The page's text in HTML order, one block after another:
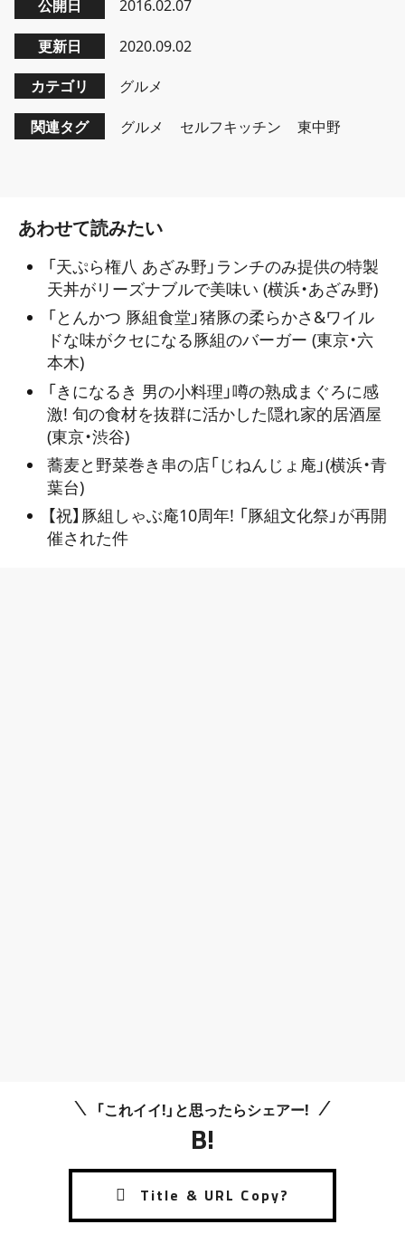
公開日 2016.02.07
更新日 2020.09.02
カテゴリ グルメ
関連タグ グルメ セルフキッチン 東中野
あわせて読みたい
「天ぷら権八 あざみ野」ランチのみ提供の特製
天丼がリーズナブルで美味い (横浜・あざみ野)
「とんかつ 豚組食堂」猪豚の柔らかさ&ワイル
ドな味がクセになる豚組のバーガー (東京・六
本木)
「きになるき 男の小料理」噂の熟成まぐろに感
激! 旬の食材を抜群に活かした隠れ家的居酒屋
(東京・渋谷)
蕎麦と野菜巻き串の店「じねんじょ庵」(横浜・青
葉台)
【祝】豚組しゃぶ庵10周年! 「豚組文化祭」が再開
催された件
「これイイ!」と思ったらシェアー!
B!